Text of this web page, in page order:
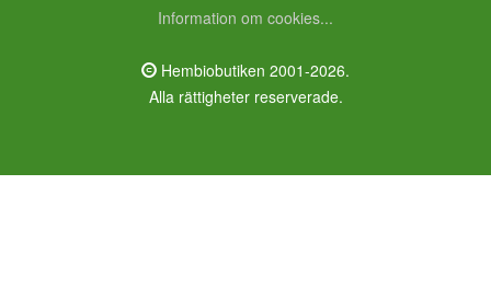
Information om cookies...
Hembiobutiken 2001-2026.
Alla rättigheter reserverade.